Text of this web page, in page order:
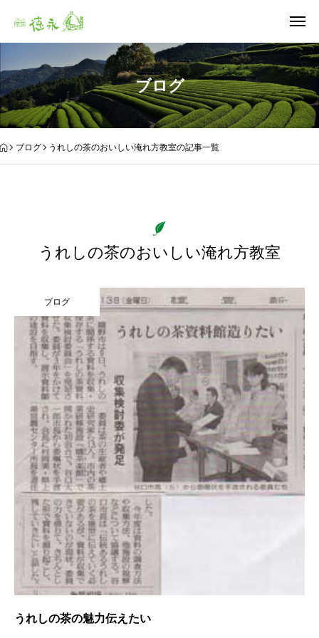
ブログ
ブログ うれしの茶のおいしい淹れ方教室の記事一覧
うれしの茶のおいしい淹れ方教室
ブログ
うれしの茶の魅力伝えたい